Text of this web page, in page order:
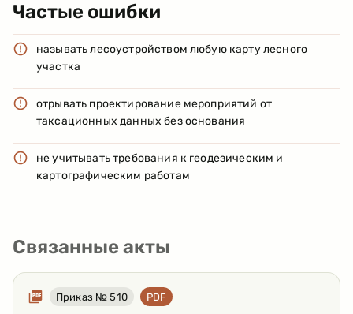
Частые ошибки
называть лесоустройством любую карту лесного
участка
отрывать проектирование мероприятий от
таксационных данных без основания
не учитывать требования к геодезическим и
картографическим работам
Связанные акты
Приказ № 510 PDF